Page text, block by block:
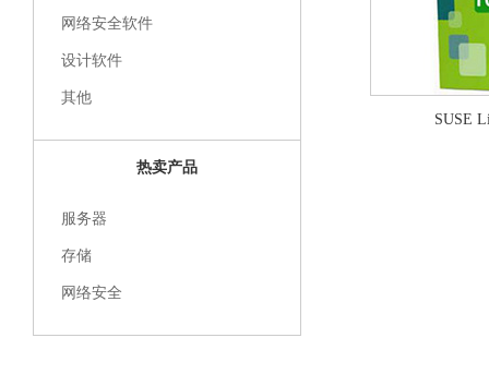
网络安全软件
设计软件
其他
热卖产品
服务器
存储
网络安全
SUSE